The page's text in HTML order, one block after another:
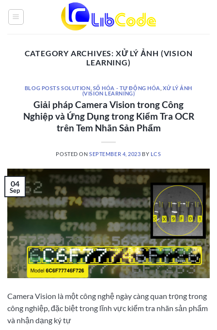
CATEGORY ARCHIVES: XỬ LÝ ẢNH (VISION
LEARNING)
BLOG POSTS SOLUTION SỐ HÓA - TỰ ĐỘNG HÓA ,XỬ LÝ ẢNH
(VISION LEARNING)
Giải pháp Camera Vision trong Công
Nghiệp và Ứng Dụng trong Kiểm Tra OCR
trên Tem Nhãn Sản Phẩm
POSTED ONSEPTEMBER 4, 2023 BY LCS
04
Sep
Camera Vision là một công nghệ ngày càng quan trọng trong
công nghiệp, đặc biệt trong lĩnh vực kiểm tra nhãn sản phẩm
và nhận dạng ký tự